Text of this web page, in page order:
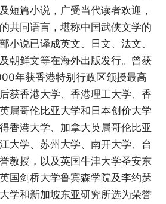
短篇小说，广受当代读者欢迎，
共同语言，堪称中国武侠文学的
小说已译成英文、日文、法文、
朝鲜文等在海外出版发行。曾获
年获香港特别行政区颁授最高
获香港大学、香港理工大学、香
属哥伦比亚大学和日本创价大学
香港大学、加拿大英属哥伦比亚
大学、苏州大学、南开大学、台
教授，以及英国牛津大学圣安东
国剑桥大学鲁宾森学院及李约瑟
学和新加坡东亚研究所选为荣誉